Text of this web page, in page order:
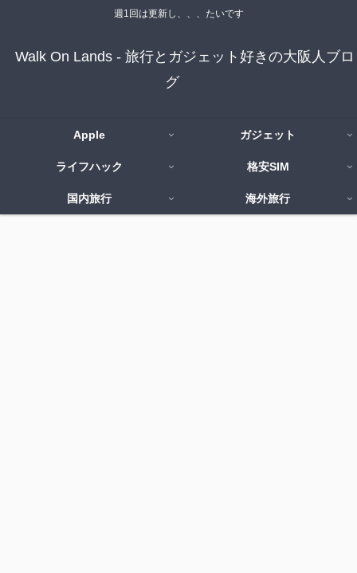
週1回は更新し、、、たいです
Walk On Lands - 旅行とガジェット好きの大阪人ブロ
グ
Apple ガジェット
ライフハック 格安SIM
国内旅行 海外旅行